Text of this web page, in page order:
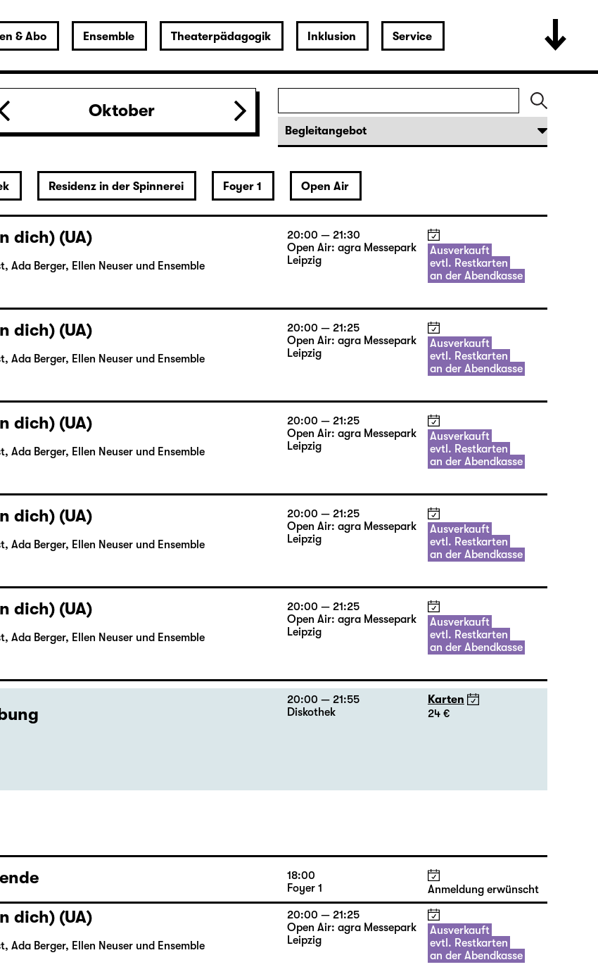
& Abo Ensemble Theaterpädagogik Inklusion Service
Oktober
Residenz in der Spinnerei Foyer 1 Open Air
Ausverkauft
evtl. Restkarten
an der Abendkasse
20:00 — 21:30
Open Air: agra Messepark
Leipzig
dich) (UA)
Berger, Ellen Neuser und Ensemble
Ausverkauft
evtl. Restkarten
an der Abendkasse
20:00 — 21:25
Open Air: agra Messepark
Leipzig
dich) (UA)
Berger, Ellen Neuser und Ensemble
Ausverkauft
evtl. Restkarten
an der Abendkasse
20:00 — 21:25
Open Air: agra Messepark
Leipzig
dich) (UA)
Berger, Ellen Neuser und Ensemble
Ausverkauft
evtl. Restkarten
an der Abendkasse
20:00 — 21:25
Open Air: agra Messepark
Leipzig
dich) (UA)
Berger, Ellen Neuser und Ensemble
Ausverkauft
evtl. Restkarten
an der Abendkasse
20:00 — 21:25
Open Air: agra Messepark
Leipzig
dich) (UA)
Berger, Ellen Neuser und Ensemble
Karten
24 €
20:00 — 21:55
Diskothek
Anmeldung erwünscht
18:00
Foyer 1
Ausverkauft
evtl. Restkarten
an der Abendkasse
20:00 — 21:25
Open Air: agra Messepark
Leipzig
dich) (UA)
Berger, Ellen Neuser und Ensemble